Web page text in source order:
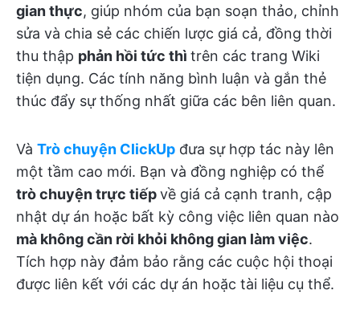
gian thực, giúp nhóm của bạn soạn thảo, chỉnh
sửa và chia sẻ các chiến lược giá cả, đồng thời
thu thập phản hồi tức thì trên các trang Wiki
tiện dụng. Các tính năng bình luận và gắn thẻ
thúc đẩy sự thống nhất giữa các bên liên quan.
Và Trò chuyện ClickUp đưa sự hợp tác này lên
một tầm cao mới. Bạn và đồng nghiệp có thể
trò chuyện trực tiếpvề giá cả cạnh tranh, cập
nhật dự án hoặc bất kỳ công việc liên quan nào
mà không cần rời khỏi không gian làm việc.
Tích hợp này đảm bảo rằng các cuộc hội thoại
được liên kết với các dự án hoặc tài liệu cụ thể.